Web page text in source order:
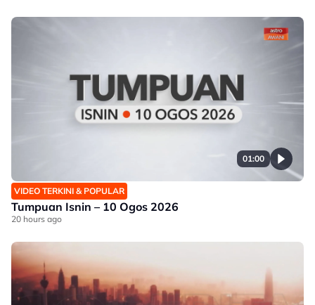
01:00
VIDEO TERKINI & POPULAR
Tumpuan Isnin – 10 Ogos 2026
20 hours ago